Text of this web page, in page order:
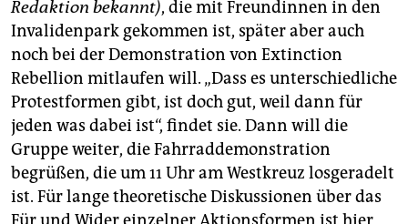
Redaktion bekannt), die mit Freundinnen in den
Invalidenpark gekommen ist, später aber auch
noch bei der Demonstration von Extinction
Rebellion mitlaufen will. „Dass es unterschiedliche
Protestformen gibt, ist doch gut, weil dann für
jeden was dabei ist“, findet sie. Dann will die
Gruppe weiter, die Fahrraddemonstration
begrüßen, die um 11 Uhr am Westkreuz losgeradelt
ist. Für lange theoretische Diskussionen über das